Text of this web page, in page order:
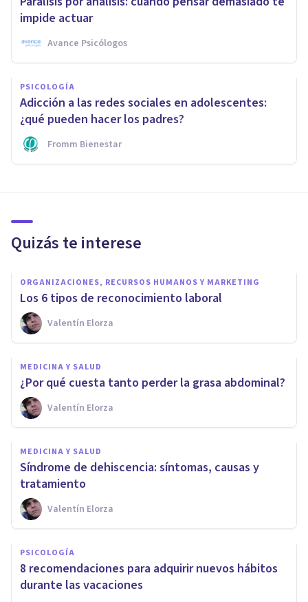
impide actuar
Avance Psicólogos
PSICOLOGÍA
Adicción a las redes sociales en adolescentes:
¿qué pueden hacer los padres?
Fromm Bienestar
Quizás te interese
ORGANIZACIONES, RECURSOS HUMANOS Y MARKETING
Los 6 tipos de reconocimiento laboral
Valentín Elorza
MEDICINA Y SALUD
¿Por qué cuesta tanto perder la grasa abdominal?
Valentín Elorza
MEDICINA Y SALUD
Síndrome de dehiscencia: síntomas, causas y
tratamiento
Valentín Elorza
PSICOLOGÍA
8 recomendaciones para adquirir nuevos hábitos
durante las vacaciones